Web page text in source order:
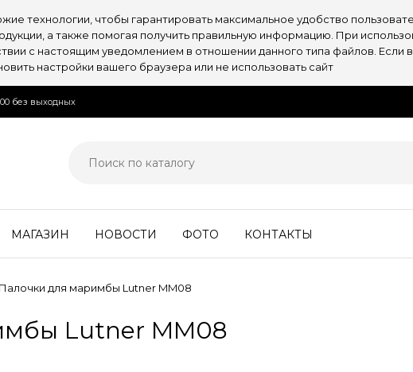
технологии, чтобы гарантировать максимальное удобство
а также помогая получить правильную информацию. При
с настоящим уведомлением в отношении данного типа файлов.
настройки вашего браузера или не использовать сайт
без выходных
МАГАЗИН НОВОСТИ ФОТО КОНТАКТЫ
Палочки для маримбы Lutner MM08
Lutner MM08